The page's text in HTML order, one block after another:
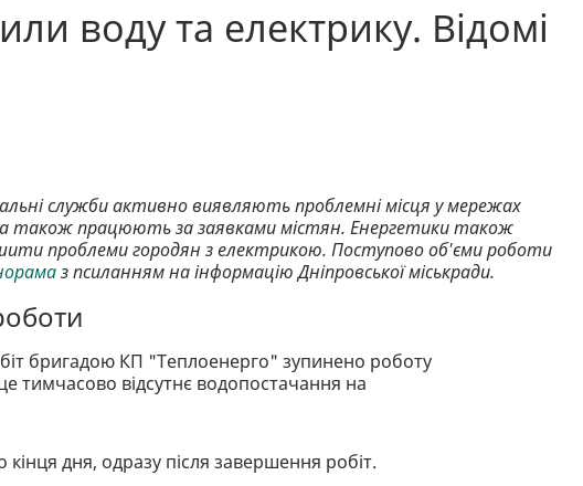
воду та електрику. Відомі
служби активно виявляють проблемні місця у мережах
а також працюють за заявками містян. Енергетики також
проблеми городян з електрикою. Поступово об'єми роботи
з псиланням на інформацію Дніпровської міськради.
бригадою КП "Теплоенерго" зупинено роботу
тимчасово відсутнє водопостачання на
дня, одразу після завершення робіт.